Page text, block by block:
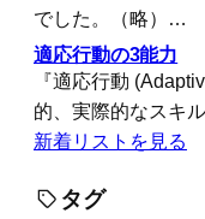
でした。（略）…
適応行動の3能力
『適応行動
的、実際的なスキ
新着リストを見る
タグ